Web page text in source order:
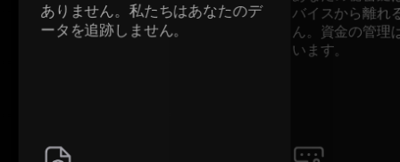
ありません。私たちはあなたのデ
ータを追跡しません。
バイスから離れ
ん。資金の管理
います。